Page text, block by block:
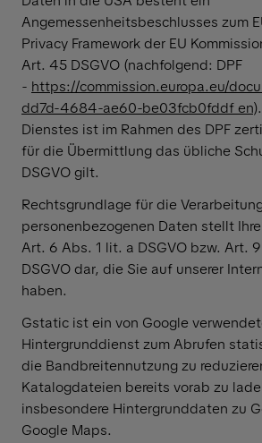
Angemessenheitsbeschlusses zum
Privacy Framework der EU
Art. 45 DSGVO (nachfolgend: DPF
- https://commission.europa.eu/
dd7d-4684-ae60-be03fcb0fddf_en
Dienstes ist im Rahmen des DPF
für die Übermittlung das übliche
DSGVO gilt.
Rechtsgrundlage für die
personenbezogenen Daten stellt
Art. 6 Abs. 1 lit. a DSGVO bzw. Art.
DSGVO dar, die Sie auf unserer
haben.
Gstatic ist ein von Google
Hintergrunddienst zum Abrufen
die Bandbreitennutzung zu
Katalogdateien bereits vorab zu
insbesondere Hintergrunddaten zu
Google Maps.